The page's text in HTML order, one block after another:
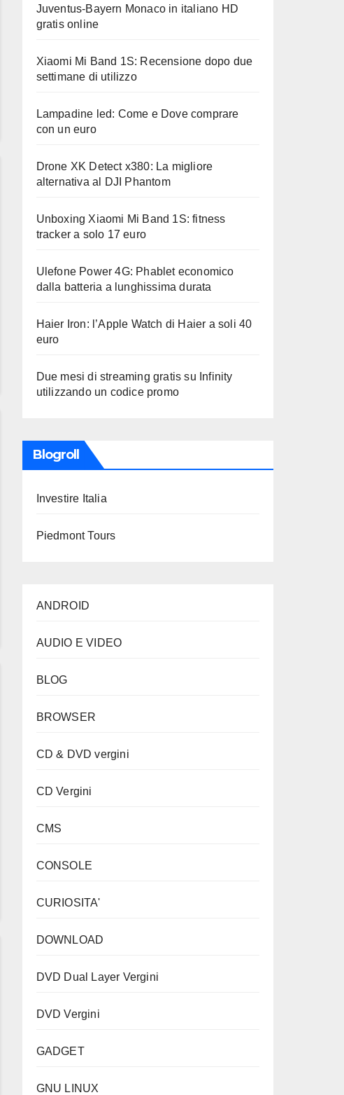
Juventus-Bayern Monaco in italiano HD
gratis online
Xiaomi Mi Band 1S: Recensione dopo due
settimane di utilizzo
Lampadine led: Come e Dove comprare
con un euro
Drone XK Detect x380: La migliore
alternativa al DJI Phantom
Unboxing Xiaomi Mi Band 1S: fitness
tracker a solo 17 euro
Ulefone Power 4G: Phablet economico
dalla batteria a lunghissima durata
Haier Iron: l’Apple Watch di Haier a soli 40
euro
Due mesi di streaming gratis su Infinity
utilizzando un codice promo
Blogroll
Investire Italia
Piedmont Tours
ANDROID
AUDIO E VIDEO
BLOG
BROWSER
CD & DVD vergini
CD Vergini
CMS
CONSOLE
CURIOSITA'
DOWNLOAD
DVD Dual Layer Vergini
DVD Vergini
GADGET
GNU LINUX